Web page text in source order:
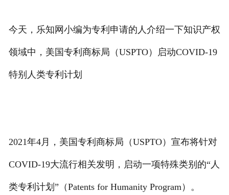
政策法规
今天，乐知网小编为专利申请的人介绍一下知识产权
领域中，美国专利商标局（USPTO）启动COVID-19
特别人类专利计划
2021年4月，美国专利商标局（USPTO）宣布将针对
COVID-19大流行相关发明，启动一项特殊类别的“人
类专利计划”（Patents for Humanity Program）。